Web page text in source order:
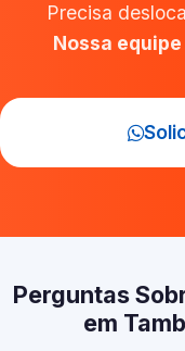
Precisa
Nossa
Perguntas
em